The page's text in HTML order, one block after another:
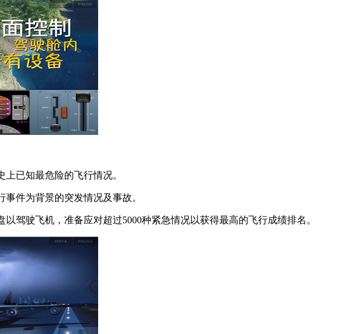
已知最危险的飞行情况。
件为背景的突发情况及事故。
驾驶飞机，准备应对超过5000种紧急情况以获得最高的飞行成绩排名。